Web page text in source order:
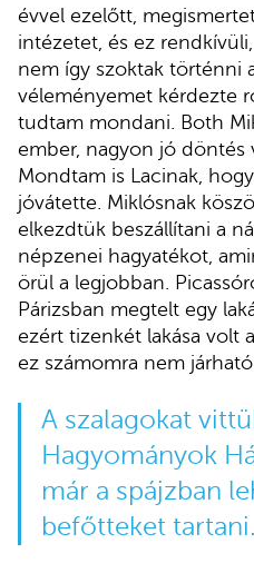
évvel ezelőtt,
intézetet, és ez
nem így szoktak történni
véleményemet kérdezte
tudtam mondani. Both
ember, nagyon jó döntés
Mondtam is Lacinak,
jóvátette. Miklósnak
elkezdtük beszállítani a
népzenei hagyatékot,
örül a legjobban.
Párizsban megtelt egy
ezért tizenkét lakása volt
ez számomra nem
A szalagokat
Hagyományok
már a spájzban
befőtteket tartani.